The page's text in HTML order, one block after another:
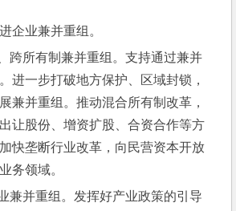
企业兼并重组。
跨所有制兼并重组。支持通过兼并
进一步打破地方保护、区域封锁，
兼并重组。推动混合所有制改革，
让股份、增资扩股、合资合作等方
快垄断行业改革，向民营资本开放
务领域。
兼并重组。发挥好产业政策的引导